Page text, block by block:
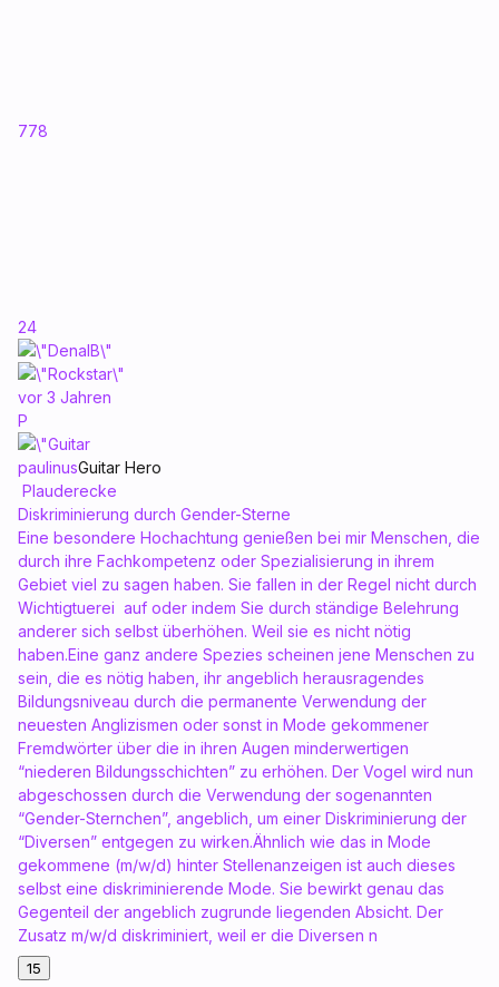
778
24
vor 3 Jahren
P
paulinusGuitar Hero
Plauderecke
Diskriminierung durch Gender-Sterne
Eine besondere Hochachtung genießen bei mir Menschen, die
durch ihre Fachkompetenz oder Spezialisierung in ihrem
Gebiet viel zu sagen haben. Sie fallen in der Regel nicht durch
Wichtigtuerei auf oder indem Sie durch ständige Belehrung
anderer sich selbst überhöhen. Weil sie es nicht nötig
haben.Eine ganz andere Spezies scheinen jene Menschen zu
sein, die es nötig haben, ihr angeblich herausragendes
Bildungsniveau durch die permanente Verwendung der
neuesten Anglizismen oder sonst in Mode gekommener
Fremdwörter über die in ihren Augen minderwertigen
“niederen Bildungsschichten” zu erhöhen. Der Vogel wird nun
abgeschossen durch die Verwendung der sogenannten
“Gender-Sternchen”, angeblich, um einer Diskriminierung der
“Diversen” entgegen zu wirken.Ähnlich wie das in Mode
gekommene (m/w/d) hinter Stellenanzeigen ist auch dieses
selbst eine diskriminierende Mode. Sie bewirkt genau das
Gegenteil der angeblich zugrunde liegenden Absicht. Der
Zusatz m/w/d diskriminiert, weil er die Diversen n
15